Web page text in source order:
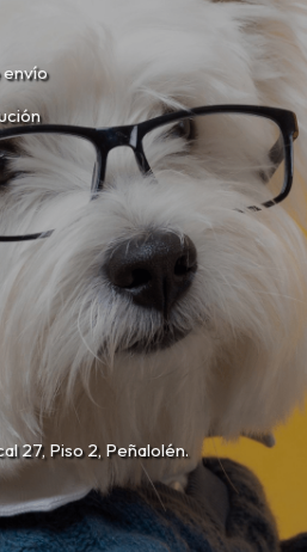
envío
27, Piso 2, Peñalolén.